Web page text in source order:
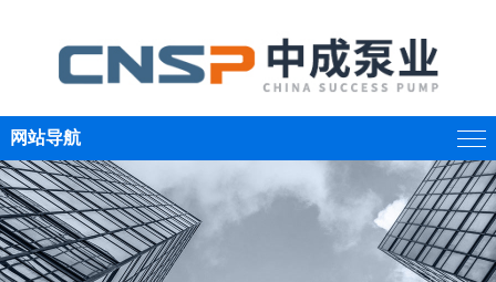
网站导航